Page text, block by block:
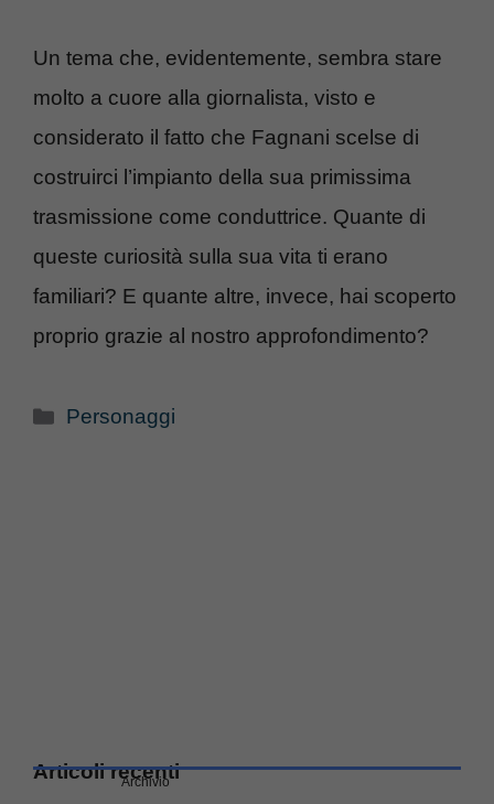
Un tema che, evidentemente, sembra stare
molto a cuore alla giornalista, visto e
considerato il fatto che Fagnani scelse di
costruirci l’impianto della sua primissima
trasmissione come conduttrice. Quante di
queste curiosità sulla sua vita ti erano
familiari? E quante altre, invece, hai scoperto
proprio grazie al nostro approfondimento?
Categorie
Personaggi
Articoli recenti
Archivio